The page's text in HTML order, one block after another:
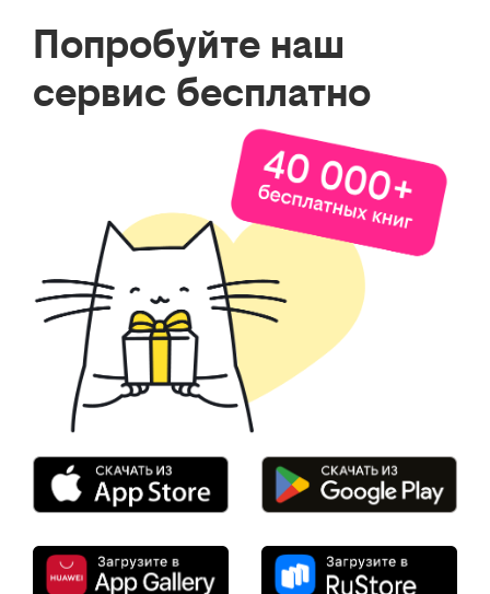
Попробуйте наш
сервис бесплатно